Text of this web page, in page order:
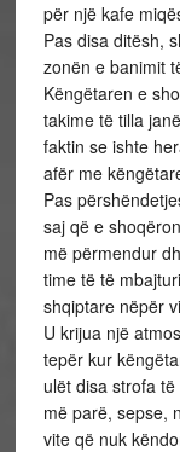
për një kafe
Pas disa ditësh,
zonën e banimit
Këngëtaren e
takime të tilla
faktin se ishte
afër me
Pas
saj që e
më përmendur
time të të
shqiptare nëpër
U krijua një
tepër kur
ulët disa strofa
më parë, sepse,
vite që nuk